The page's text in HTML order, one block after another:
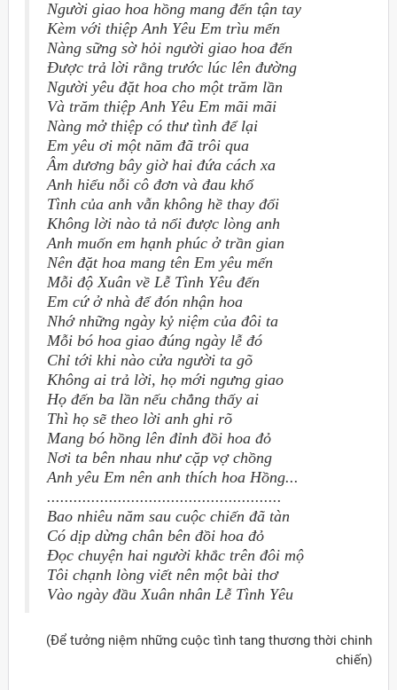
Người giao hoa hồng mang đến tận tay
Kèm với thiệp Anh Yêu Em trìu mến
Nàng sững sờ hỏi người giao hoa đến
Được trả lời rằng trước lúc lên đường
Người yêu đặt hoa cho một trăm lần
Và trăm thiệp Anh Yêu Em mãi mãi
Nàng mở thiệp có thư tình để lại
Em yêu ơi một năm đã trôi qua
Âm dương bây giờ hai đứa cách xa
Anh hiểu nỗi cô đơn và đau khổ
Tình của anh vẫn không hề thay đổi
Không lời nào tả nổi được lòng anh
Anh muốn em hạnh phúc ở trần gian
Nên đặt hoa mang tên Em yêu mến
Mỗi độ Xuân về Lễ Tình Yêu đến
Em cứ ở nhà để đón nhận hoa
Nhớ những ngày kỷ niệm của đôi ta
Mỗi bó hoa giao đúng ngày lễ đó
Chỉ tới khi nào cửa người ta gõ
Không ai trả lời, họ mới ngưng giao
Họ đến ba lần nếu chẳng thấy ai
Thì họ sẽ theo lời anh ghi rõ
Mang bó hồng lên đỉnh đồi hoa đỏ
Nơi ta bên nhau như cặp vợ chồng
Anh yêu Em nên anh thích hoa Hồng...
.....................................................
Bao nhiêu năm sau cuộc chiến đã tàn
Có dịp dừng chân bên đồi hoa đỏ
Đọc chuyện hai người khắc trên đôi mộ
Tôi chạnh lòng viết nên một bài thơ
Vào ngày đầu Xuân nhân Lễ Tình Yêu
(Ðể tưởng niệm những cuộc tình tang thương thời chinh
chiến)